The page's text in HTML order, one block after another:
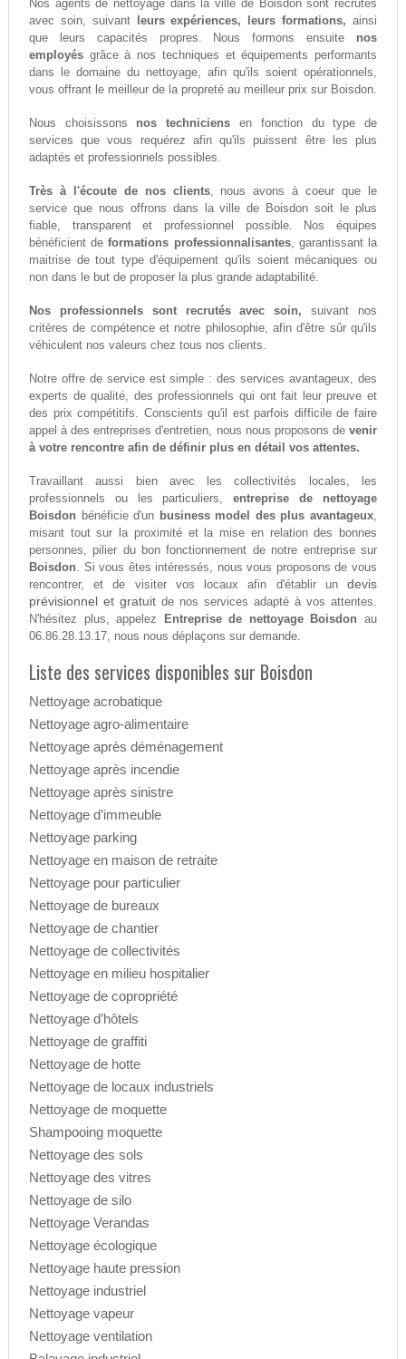
Nos agents de nettoyage dans la ville de Boisdon sont recrutés
avec soin, suivant
leurs expériences, leurs formations, ainsi
que leurs capacités propres. Nous formons ensuite nos
employésgrâce à nos techniques et équipements performants
dans le domaine du nettoyage, afin qu'ils soient opérationnels,
vous offrant le meilleur de la propreté au meilleur prix sur Boisdon.
Nous choisissons nos techniciens en fonction du type de
services que vous requérez afin qu'ils puissent être les plus
adaptés et professionnels possibles.
Très à l'écoute de nos clients, nous avons à coeur que le
service que nous offrons dans la ville de Boisdon soit le plus
fiable, transparent et professionnel possible. Nos équipes
bénéficient deformations professionnalisantes, garantissant la
maitrise de tout type d'équipement qu'ils soient mécaniques ou
non dans le but de proposer la plus grande adaptabilité.
Nos professionnels sont recrutés avec soin, suivant nos
critères de compétence et notre philosophie, afin d'être sûr qu'ils
véhiculent nos valeurs chez tous nos clients.
Notre offre de service est simple : des services avantageux, des
experts de qualité, des professionnels qui ont fait leur preuve et
des prix compétitifs. Conscients qu'il est parfois difficile de faire
appel à des entreprises d'entretien, nous nous proposons devenir
à votre rencontre afin de définir plus en détail vos attentes.
Travaillant aussi bien avec les collectivités locales, les
professionnels ou les particuliers,entreprise de nettoyage
Boisdon bénéficie d'un business model des plus avantageux,
misant tout sur la proximité et la mise en relation des bonnes
personnes, pilier du bon fonctionnement de notre entreprise sur
Boisdon. Si vous êtes intéressés, nous vous proposons de vous
rencontrer, et de visiter vos locaux afin d'établir undevis
prévisionnel et gratuitde nos services adapté à vos attentes.
N'hésitez plus, appelez
Entreprise de nettoyage Boisdon au
06.86.28.13.17, nous nous déplaçons sur demande.
Liste des services disponibles sur Boisdon
Nettoyage acrobatique
Nettoyage agro-alimentaire
Nettoyage après déménagement
Nettoyage après incendie
Nettoyage après sinistre
Nettoyage d’immeuble
Nettoyage parking
Nettoyage en maison de retraite
Nettoyage pour particulier
Nettoyage de bureaux
Nettoyage de chantier
Nettoyage de collectivités
Nettoyage en milieu hospitalier
Nettoyage de copropriété
Nettoyage d’hôtels
Nettoyage de graffiti
Nettoyage de hotte
Nettoyage de locaux industriels
Nettoyage de moquette
Shampooing moquette
Nettoyage des sols
Nettoyage des vitres
Nettoyage de silo
Nettoyage Verandas
Nettoyage écologique
Nettoyage haute pression
Nettoyage industriel
Nettoyage vapeur
Nettoyage ventilation